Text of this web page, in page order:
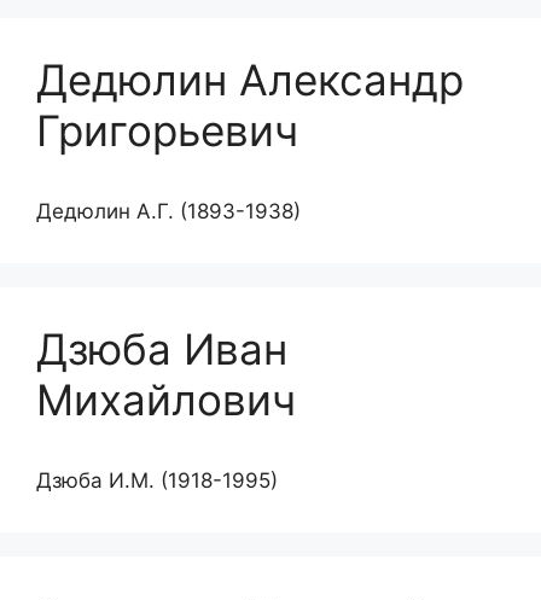
Дедюлин Александр
Григорьевич
Дедюлин А.Г. (1893-1938)
Дзюба Иван
Михайлович
Дзюба И.М. (1918-1995)